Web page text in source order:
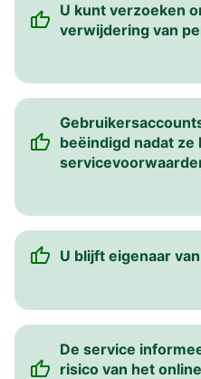
U kunt verzoeken
verwijdering van
beëindigd nadat ze
U blijft eigenaar
De service
risico van het